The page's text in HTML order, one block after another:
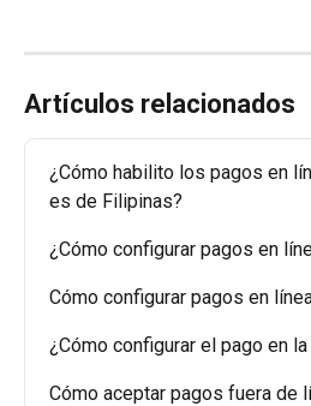
Artículos relacionados
¿Cómo habilito los pagos en
es de Filipinas?
¿Cómo configurar pagos en
Cómo configurar pagos en
¿Cómo configurar el pago en
Cómo aceptar pagos fuera de